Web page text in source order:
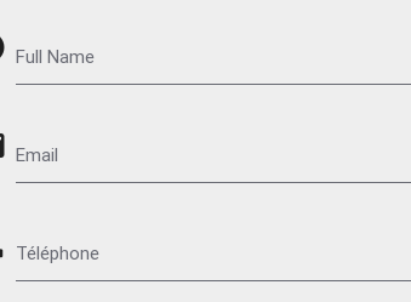
Full Name
Email
Téléphone